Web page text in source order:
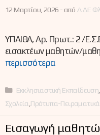
12 Μαρτίου, 2026 -από ΔΔΕ
ΥΠΑΙΘΑ, Αρ. Πρωτ.: 2 /
εισακτέων μαθητών/
περισσότερα
Κατηγορίες
Εκκλησιαστική Εκπαίδευση
Σχολεία Πρότυπα-Πειραματικά
Εισαγωγή